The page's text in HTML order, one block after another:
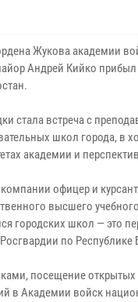
Жукова академии
Андрей Кийко
стала встреча с
школ города, в
академии и
офицер и
высшего
городских школ — это
по Республике
посещение открытых
в Академии войск